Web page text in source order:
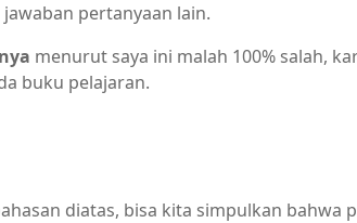
pertanyaan lain.
menurut saya ini malah 100% salah,
buku pelajaran.
diatas, bisa kita simpulkan bahwa